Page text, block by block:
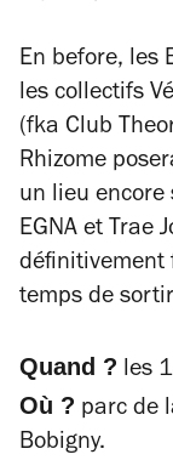
En before, les
les collectifs
(fka Club
Rhizome
un lieu encore
EGNA et Trae
définitivement
temps de
Quand ? les
Où ? parc de
Bobigny.